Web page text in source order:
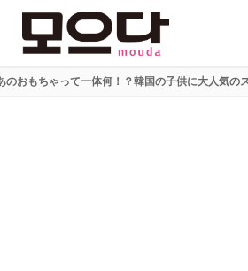
のおもちゃって一体何！？韓国の子供に大人気